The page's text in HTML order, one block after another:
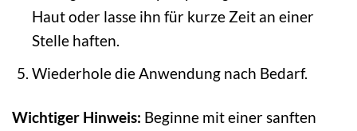
Haut oder lasse ihn für kurze Zeit an einer
Stelle haften.
Wiederhole die Anwendung nach Bedarf.
Wichtiger Hinweis: Beginne mit einer sanften